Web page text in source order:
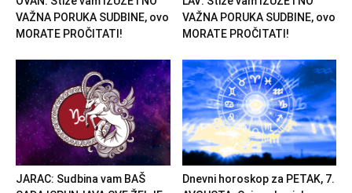
VAŽNA PORUKA SUDBINE, ovo
MORATE PROČITATI!
VAŽNA PORUKA SUDBINE, ovo
MORATE PROČITATI!
JARAC: Sudbina vam BAŠ
Dnevni horoskop za PETAK, 7.